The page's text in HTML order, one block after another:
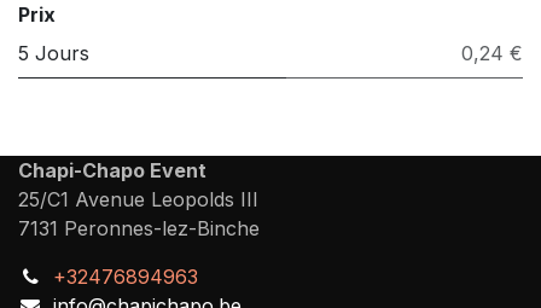
Prix
5 Jours
0,24 €
Chapi-Chapo Event
25/C1 Avenue Leopolds III
7131 Peronnes-lez-Binche
+32476894963